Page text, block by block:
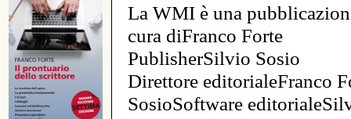
La WMI è una
cura diFranco Forte
PublisherSilvio Sosio
Direttore editorialeFranco
SosioSoftware